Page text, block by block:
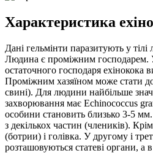
Характеристика
Дані гельмінти паразитують у
Людина є проміжним господарем.
остаточного господаря ехінокока
Проміжним хазяїном може стати
свині). Для людини найбільше
захворювання має Echinococcus
особини становить близько 3-5 мм.
з декількох частин (члеників).
(ботрии) і голівка. У другому і
розташовуються статеві органи,